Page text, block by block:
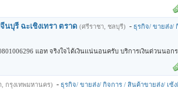
บุรี ฉะเชิงเทรา ตราด (ศรีราชา, ชลบุรี) - ธุรกิจ/ ขายส่ง/
แอท จริงใจได้เงินแน่นอนครับ บริการเงินด่วนนอกร
, กรุงเทพมหานคร) - ธุรกิจ/ ขายส่ง/ กิจการ / สินค้าขายส่ง/ เซ้